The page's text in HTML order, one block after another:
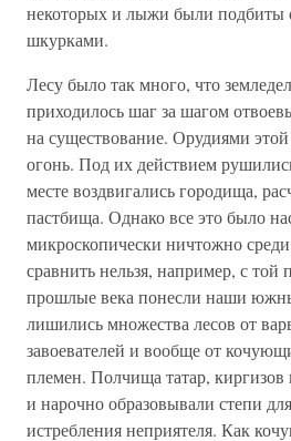
некоторых и лыжи были подбиты
шкурками.
Лесу было так много, что
приходилось шаг за шагом
на существование. Орудиями
огонь. Под их действием
месте воздвигались городища,
пастбища. Однако все это было
микроскопически ничтожно
сравнить нельзя, например, с той
прошлые века понесли наши
лишились множества лесов от
завоевателей и вообще от
племен. Полчища татар,
и нарочно образовывали степи
истребления неприятеля. Как